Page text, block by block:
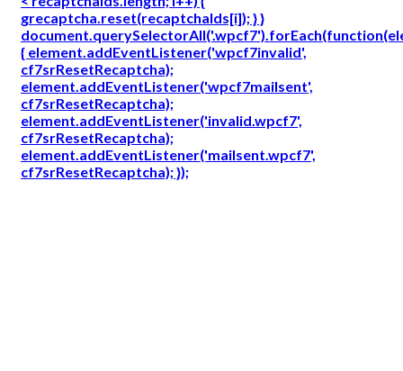
grecaptcha.reset(recaptchaIds[i]); } }
{ element.addEventListener('wpcf7invalid',
cf7srResetRecaptcha);
element.addEventListener('wpcf7mailsent',
cf7srResetRecaptcha);
element.addEventListener('invalid.wpcf7',
cf7srResetRecaptcha);
element.addEventListener('mailsent.wpcf7',
cf7srResetRecaptcha); });